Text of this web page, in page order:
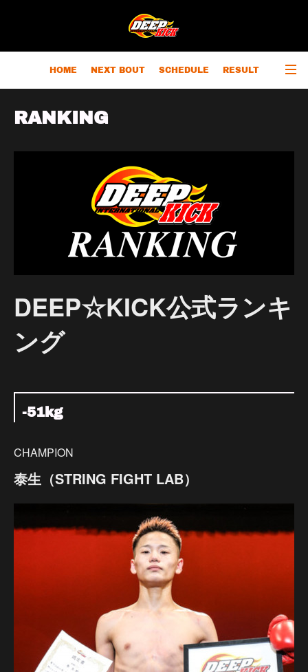
HOME NEXT BOUT SCHEDULE RESULT
RANKING
DEEP☆KICK公式ランキ
ング
-51kg
CHAMPION
泰生（STRING FIGHT LAB）